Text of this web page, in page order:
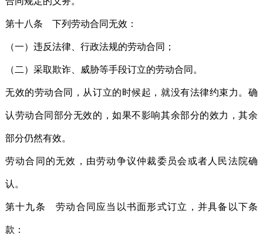
第十八条 下列劳动合同无效：
（一）违反法律、行政法规的劳动合同；
（二）采取欺诈、威胁等手段订立的劳动合同。
无效的劳动合同，从订立的时候起，就没有法律约束力。确
认劳动合同部分无效的，如果不影响其余部分的效力，其余
部分仍然有效。
劳动合同的无效，由劳动争议仲裁委员会或者人民法院确
认。
第十九条 劳动合同应当以书面形式订立，并具备以下条
款：